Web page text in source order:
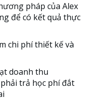
pháp của Alex
để có kết quả thực
chi phí thiết kế và
doanh thu
trả học phí đắt